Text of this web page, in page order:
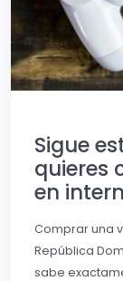
Sigue
quieres
en
Comprar una
República
sabe